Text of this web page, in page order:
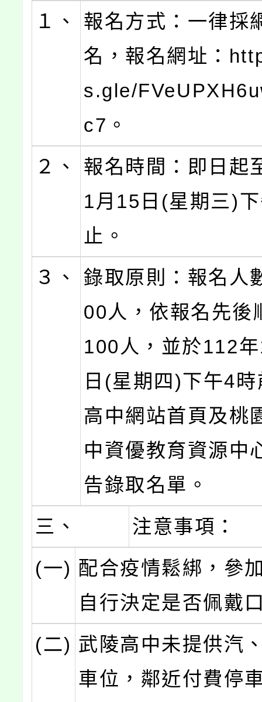
１、
報名方式：一律採
名，報名網址：
s.gle/
c7。
２、
報名時間：即日起
1月15日(星期三)
止。
３、
錄取原則：報名人
00人，依報名先後
100人，並於112
日(星期四)下午4
高中網站首頁及桃
中資優教育資源中
告錄取名單。
三、
注意事項：
(一) 配合疫情鬆綁，參
自行決定是否佩戴
(二) 武陵高中未提供汽
車位，鄰近付費停